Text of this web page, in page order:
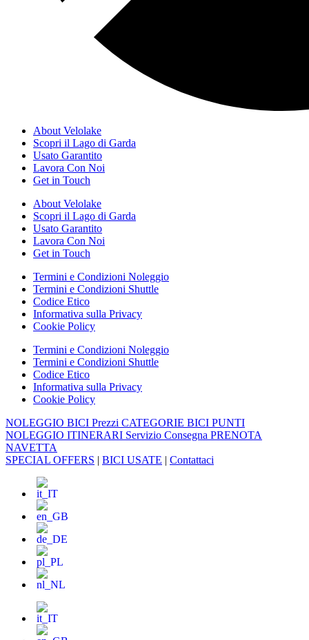
About Velolake
Scopri il Lago di Garda
Usato Garantito
Lavora Con Noi
Get in Touch
About Velolake
Scopri il Lago di Garda
Usato Garantito
Lavora Con Noi
Get in Touch
Termini e Condizioni Noleggio
Termini e Condizioni Shuttle
Codice Etico
Informativa sulla Privacy
Cookie Policy
Termini e Condizioni Noleggio
Termini e Condizioni Shuttle
Codice Etico
Informativa sulla Privacy
Cookie Policy
NOLEGGIO BICI Prezzi CATEGORIE BICI PUNTI
NOLEGGIO ITINERARI Servizio Consegna PRENOTA
NAVETTA
SPECIAL OFFERS | BICI USATE | Contattaci